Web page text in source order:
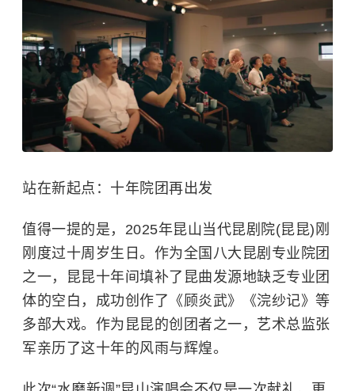
站在新起点：十年院团再出发
值得一提的是，2025年昆山当代昆剧院(昆昆)刚
刚度过十周岁生日。作为全国八大昆剧专业院团
之一，昆昆十年间填补了昆曲发源地缺乏专业团
体的空白，成功创作了《顾炎武》《浣纱记》等
多部大戏。作为昆昆的创团者之一，艺术总监张
军亲历了这十年的风雨与辉煌。